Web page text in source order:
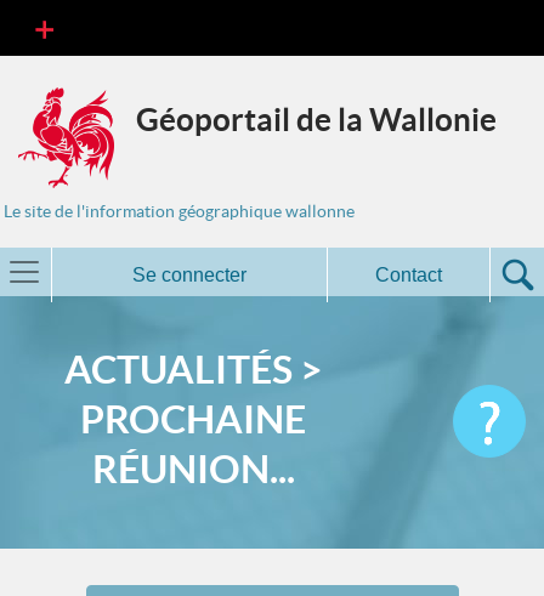
Géoportail de la Wallonie
Le site de l'information géographique wallonne
Se connecter Contact
ACTUALITÉS >
PROCHAINE
RÉUNION...